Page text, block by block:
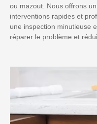
ou mazout. Nous offrons
interventions rapides et
une inspection minutieuse
réparer le problème et